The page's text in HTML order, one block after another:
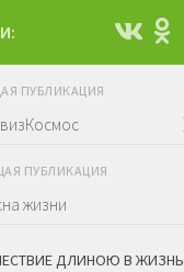
ПУБЛИКАЦИЯ
ПУБЛИКАЦИЯ
жизни
ДЛИНОЮ В ЖИЗНЬ